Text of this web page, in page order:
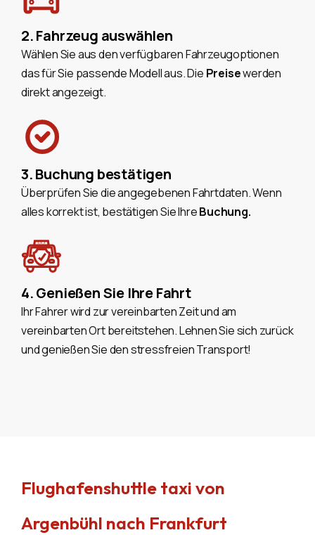
2. Fahrzeug auswählen
Wählen Sie aus den verfügbaren Fahrzeugoptionen
das für Sie passende Modell aus. Die Preisewerden
direkt angezeigt.
3. Buchung bestätigen
Überprüfen Sie die angegebenen Fahrtdaten. Wenn
alles korrekt ist, bestätigen Sie IhreBuchung.
4. Genießen Sie Ihre Fahrt
Ihr Fahrer wird zur vereinbarten Zeit und am
vereinbarten Ort bereitstehen. Lehnen Sie sich zurück
und genießen Sie den stressfreien Transport!
Flughafenshuttle taxi von
Argenbühl nach Frankfurt